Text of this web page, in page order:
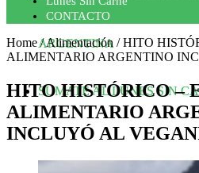
ARGENTINA
SUMATE AL LUNES SIN
CONTACTO
Home/Alimentación /HITO
ALIMENTARIO ARGENTINO
HITO HISTÓRICO –
ALIMENTARIO
INCLUYÓ AL